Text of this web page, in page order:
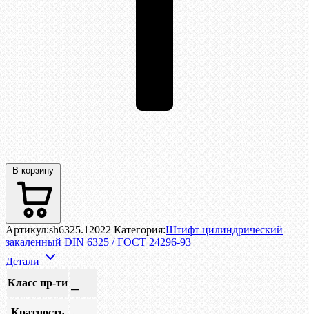
В корзину
Артикул:sh6325.12022 Категория:Штифт цилиндрический
закаленный DIN 6325 / ГОСТ 24296-93
Детали
Класс пр-ти —